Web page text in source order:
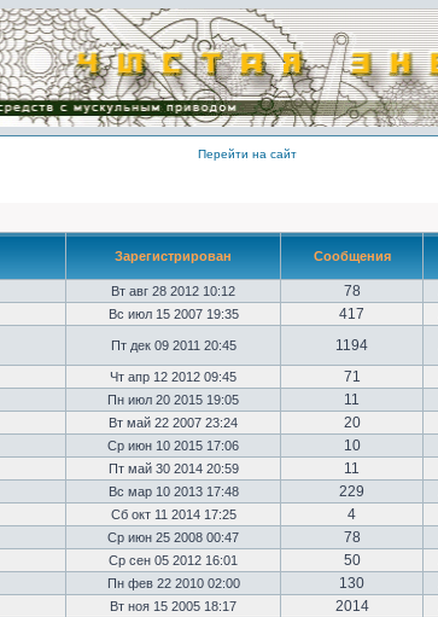
Перейти на сайт
Зарегистрирован Сообщения
Вт авг 28 2012 10:12 78
Вс июл 15 2007 19:35 417
Пт дек 09 2011 20:45 1194
Чт апр 12 2012 09:45 71
Пн июл 20 2015 19:05 11
Вт май 22 2007 23:24 20
Ср июн 10 2015 17:06 10
Пт май 30 2014 20:59 11
Вс мар 10 2013 17:48 229
Сб окт 11 2014 17:25 4
Ср июн 25 2008 00:47 78
Ср сен 05 2012 16:01 50
Пн фев 22 2010 02:00 130
Вт ноя 15 2005 18:17 2014